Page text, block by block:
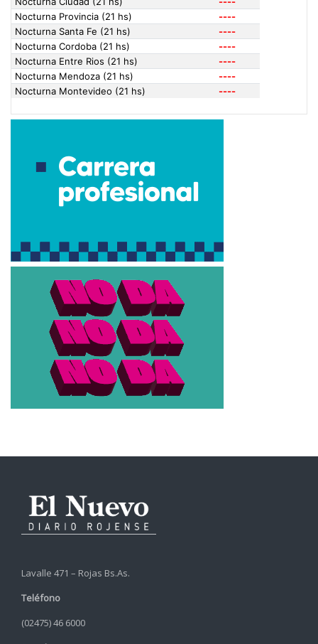
Lavalle 471 – Rojas Bs.As.
Teléfono
(02475) 46 6000